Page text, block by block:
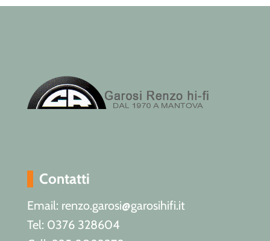
Contatti
Email: renzo.garosi@garosihifi.it
Tel: 0376 328604